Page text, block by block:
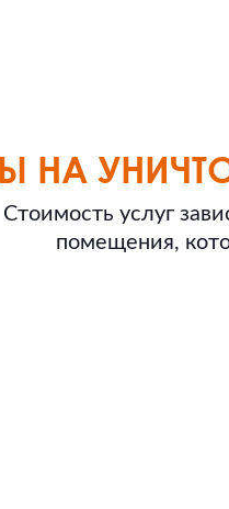
НА
Стоимость услуг
помещения,